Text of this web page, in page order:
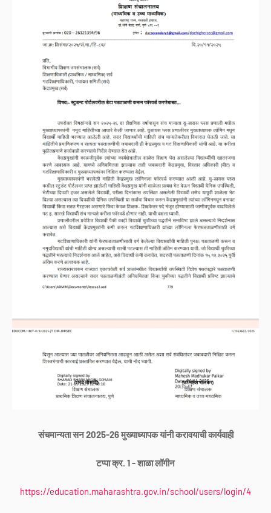
संचमान्यता सन 2025-26 मुख्याध्यापक यांनी करावयाची कार्यवाही
टप्पा क्र. 1 - शाळा लॉगीन
https://education.maharashtra.gov.in/school/users/login/4